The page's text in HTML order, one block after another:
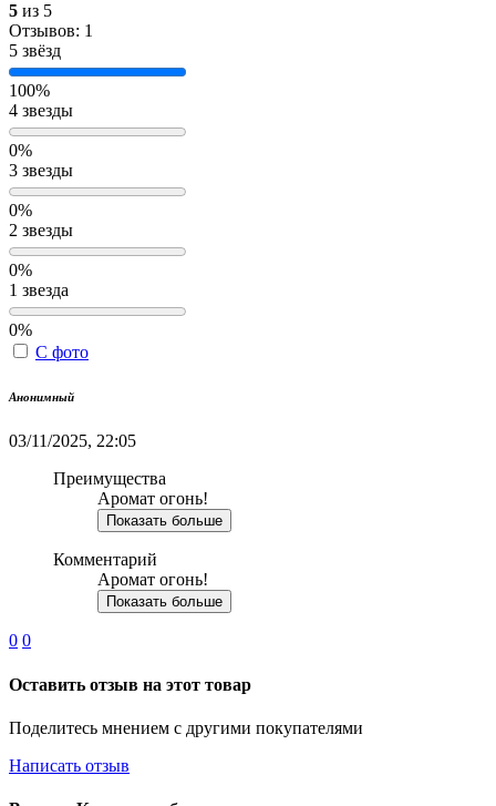
5 из 5
Отзывов: 1
5 звёзд
100%
4 звезды
0%
3 звезды
0%
2 звезды
0%
1 звезда
0%
С фото
Анонимный
03/11/2025, 22:05
Преимущества
Аромат огонь!
Показать больше
Комментарий
Аромат огонь!
Показать больше
0 0
Оставить отзыв на этот товар
Поделитесь мнением с другими покупателями
Написать отзыв